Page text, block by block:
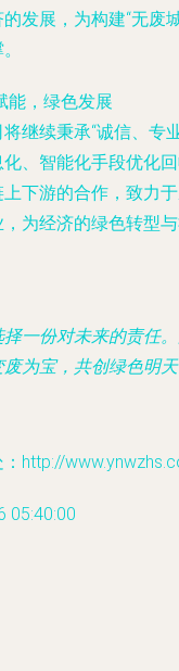
发展，为构建“无废
能，绿色发展
继续秉承“诚信、专
、智能化手段优化
下游的合作，致力
为经济的绿色转型
一份对未来的责任
为宝，共创绿色明天
http://
05:40:00